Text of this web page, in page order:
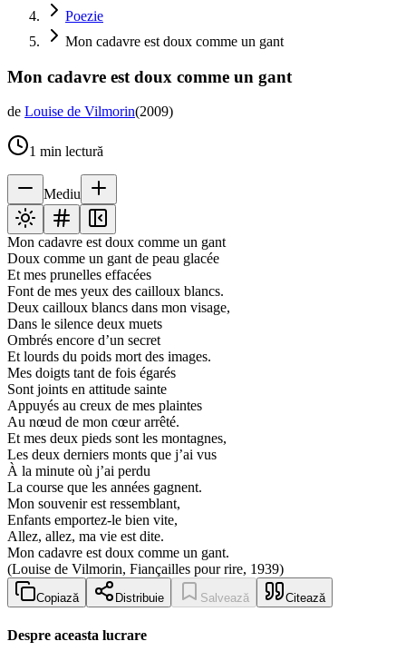
Poezie
Mon cadavre est doux comme un gant
Mon cadavre est doux comme un gant
de Louise de Vilmorin(2009)
1 min lectură
Mediu
Mon cadavre est doux comme un gant
Doux comme un gant de peau glacée
Et mes prunelles effacées
Font de mes yeux des cailloux blancs.
Deux cailloux blancs dans mon visage,
Dans le silence deux muets
Ombrés encore d’un secret
Et lourds du poids mort des images.
Mes doigts tant de fois égarés
Sont joints en attitude sainte
Appuyés au creux de mes plaintes
Au nœud de mon cœur arrêté.
Et mes deux pieds sont les montagnes,
Les deux derniers monts que j’ai vus
À la minute où j’ai perdu
La course que les années gagnent.
Mon souvenir est ressemblant,
Enfants emportez-le bien vite,
Allez, allez, ma vie est dite.
Mon cadavre est doux comme un gant.
(Louise de Vilmorin, Fiançailles pour rire, 1939)
Copiază Distribuie Salvează Citează
Despre aceasta lucrare